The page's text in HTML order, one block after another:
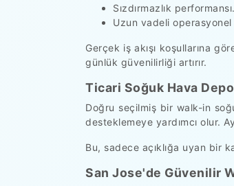
Sızdırmazlık performansı.
Uzun vadeli operasyonel
Gerçek iş akışı koşullarına
günlük güvenilirliği artırır.
Ticari Soğuk Hava
Doğru seçilmiş bir walk-in
desteklemeye yardımcı olur.
Bu, sadece açıklığa uyan bir
San Jose'de Güvenilir